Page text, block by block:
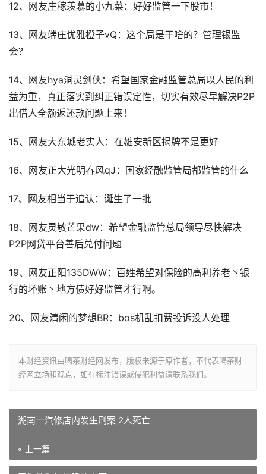
12、网友庄稼羡慕的小九菜：好好监管一下股市！
13、网友端庄优雅橙子vQ：这个局是干啥的？管理银监
会？
14、网友hya洞灵剑侠：希望国家金融监管总局以人民的利
益为重，真正落实到纠正错误定性，切实有效尽早解决P2P
出借人全额返还款问题上来！
15、网友大东城老实人：在雄安新区揭牌不是更好
16、网友正大光明春风qJ：国家经融监管局都监管的什么
17、网友相当于追认：诞生了一批
18、网友灵敏芒果dw：希望金融监管总局领导尽快解决
P2P网贷平台善后兑付问题
19、网友正阳135DWW：百姓希望对保险的高利养老丶银
行的坏账丶地方债好好监管才行啊。
20、网友清闲的梦想BR：bos机乱扣费投诉没人处理
本财经资讯由喝茶财经网发布，版权来源于原作者，不代表喝茶财
经网立场和观点，如有标注错误或侵犯利益请联系我们。
湖南一汽修店内发生刑案 2人死亡
« 上一篇